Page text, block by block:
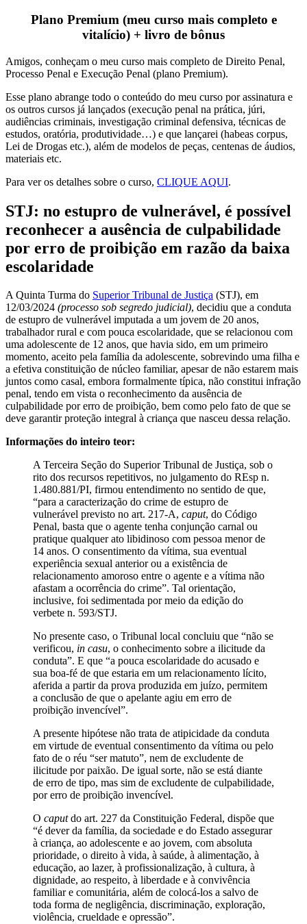
Plano Premium (meu curso mais completo e
vitalício) + livro de bônus
Amigos, conheçam o meu curso mais completo de Direito Penal,
Processo Penal e Execução Penal (plano Premium).
Esse plano abrange todo o conteúdo do meu curso por assinatura e
os outros cursos já lançados (execução penal na prática, júri,
audiências criminais, investigação criminal defensiva, técnicas de
estudos, oratória, produtividade…) e que lançarei (habeas corpus,
Lei de Drogas etc.), além de modelos de peças, centenas de áudios,
materiais etc.
Para ver os detalhes sobre o curso, CLIQUE AQUI.
STJ: no estupro de vulnerável, é possível
reconhecer a ausência de culpabilidade
por erro de proibição em razão da baixa
escolaridade
A Quinta Turma do Superior Tribunal de Justiça (STJ), em
12/03/2024 (processo sob segredo judicial), decidiu que a conduta
de estupro de vulnerável imputada a um jovem de 20 anos,
trabalhador rural e com pouca escolaridade, que se relacionou com
uma adolescente de 12 anos, que havia sido, em um primeiro
momento, aceito pela família da adolescente, sobrevindo uma filha e
a efetiva constituição de núcleo familiar, apesar de não estarem mais
juntos como casal, embora formalmente típica, não constitui infração
penal, tendo em vista o reconhecimento da ausência de
culpabilidade por erro de proibição, bem como pelo fato de que se
deve garantir proteção integral à criança que nasceu dessa relação.
Informações do inteiro teor:
A Terceira Seção do Superior Tribunal de Justiça, sob o
rito dos recursos repetitivos, no julgamento do REsp n.
1.480.881/PI, firmou entendimento no sentido de que,
“para a caracterização do crime de estupro de
vulnerável previsto no art. 217-A, caput, do Código
Penal, basta que o agente tenha conjunção carnal ou
pratique qualquer ato libidinoso com pessoa menor de
14 anos. O consentimento da vítima, sua eventual
experiência sexual anterior ou a existência de
relacionamento amoroso entre o agente e a vítima não
afastam a ocorrência do crime”. Tal orientação,
inclusive, foi sedimentada por meio da edição do
verbete n. 593/STJ.
No presente caso, o Tribunal local concluiu que “não se
verificou, in casu, o conhecimento sobre a ilicitude da
conduta”. E que “a pouca escolaridade do acusado e
sua boa-fé de que estaria em um relacionamento lícito,
aferida a partir da prova produzida em juízo, permitem
a conclusão de que o apelante agiu em erro de
proibição invencível”.
A presente hipótese não trata de atipicidade da conduta
em virtude de eventual consentimento da vítima ou pelo
fato de o réu “ser matuto”, nem de excludente de
ilicitude por paixão. De igual sorte, não se está diante
de erro de tipo, mas sim de excludente de culpabilidade,
por erro de proibição invencível.
O caputdo art. 227 da Constituição Federal, dispõe que
“é dever da família, da sociedade e do Estado assegurar
à criança, ao adolescente e ao jovem, com absoluta
prioridade, o direito à vida, à saúde, à alimentação, à
educação, ao lazer, à profissionalização, à cultura, à
dignidade, ao respeito, à liberdade e à convivência
familiar e comunitária, além de colocá-los a salvo de
toda forma de negligência, discriminação, exploração,
violência, crueldade e opressão”.